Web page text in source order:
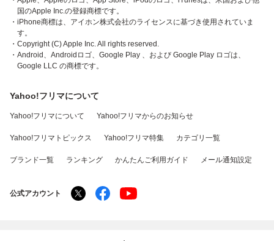
国のApple Inc.の登録商標です。
・iPhone商標は、アイホン株式会社のライセンスに基づき使用されていま
す。
・Copyright (C) Apple Inc. All rights reserved.
・Android、Androidロゴ、Google Play 、および Google Play ロゴは、
Google LLC の商標です。
Yahoo!フリマについて
Yahoo!フリマについて Yahoo!フリマからのお知らせ
Yahoo!フリマトピックス Yahoo!フリマ特集 カテゴリ一覧
ブランド一覧 ランキング かんたんご利用ガイド メール通知設定
公式アカウント